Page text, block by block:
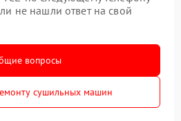
не нашли ответ на свой
вопросы
сушильных машин